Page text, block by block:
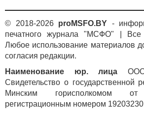
© 2018-2026 proMSFO.BY -
печатного журнала "МСФО" |
Любое использование материалов
согласия редакции.
Наименование юр. лица ООО
Свидетельство о государственной
Минским горисполкомом
регистрационным номером